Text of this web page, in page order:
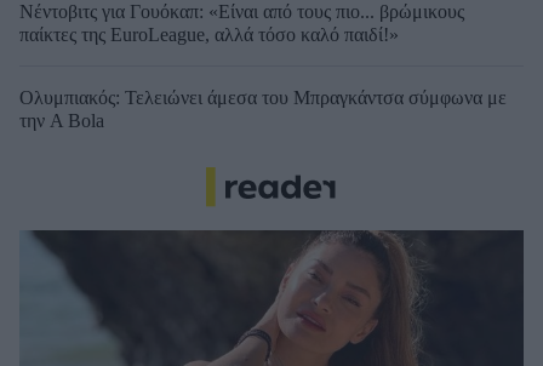
Νέντοβιτς για Γουόκαπ: «Είναι από τους πιο... βρώμικους
παίκτες της EuroLeague, αλλά τόσο καλό παιδί!»
Ολυμπιακός: Τελειώνει άμεσα του Μπραγκάντσα σύμφωνα με
την A Bola